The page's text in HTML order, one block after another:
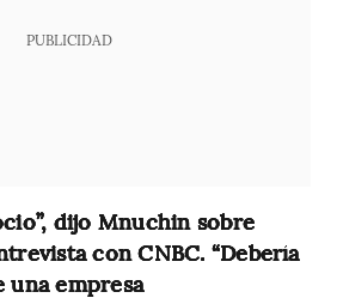
PUBLICIDAD
dijo Mnuchin sobre
con CNBC. “Debería
una empresa